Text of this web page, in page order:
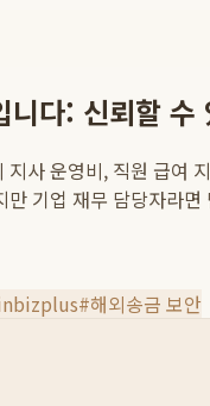
다: 신뢰할
사 운영비, 직원 급여
기업 재무 담당자라면
#해외송금 보안